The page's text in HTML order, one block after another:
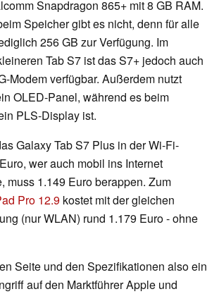
Snapdragon 865+ mit 8 GB RAM.
Speicher gibt es nicht, denn für alle
256 GB zur Verfügung. Im
Tab S7 ist das S7+ jedoch auch
Modem verfügbar. Außerdem nutzt
OLED-Panel, während es beim
PLS-Display ist.
Galaxy Tab S7 Plus in der Wi-Fi-
wer auch mobil ins Internet
muss 1.149 Euro berappen. Zum
Pro 12.9 kostet mit der gleichen
(nur WLAN) rund 1.179 Euro - ohne
Seite und den Spezifikationen also ein
auf den Marktführer Apple und